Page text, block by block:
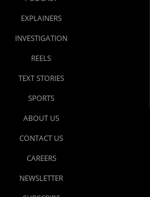
EXPLAINERS
INVESTIGATION
REELS
TEXT STORIES
SPORTS
ABOUT US
CONTACT US
CAREERS
NEWSLETTER